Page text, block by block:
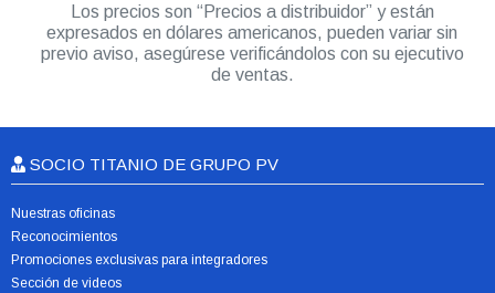
Los precios son “Precios a distribuidor” y están
expresados en dólares americanos, pueden variar sin
previo aviso, asegúrese verificándolos con su ejecutivo
de ventas.
SOCIO TITANIO DE GRUPO PV
Nuestras oficinas
Reconocimientos
Promociones exclusivas para integradores
Sección de videos